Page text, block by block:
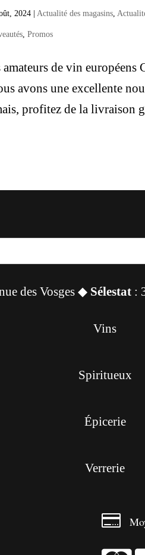
2024 Actualité des magasins
,Promos
de vin
avons une excellente
profitez de la livraison
des Vosges ◆ Sélestat :
Vins
Spiritueux
Épicerie
Verrerie
